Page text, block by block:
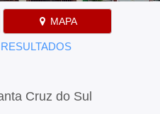
MAPA
Cruz do Sul